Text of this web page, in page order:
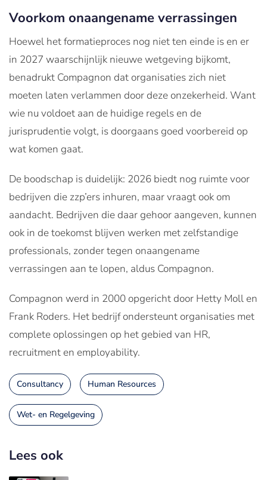
Voorkom onaangename verrassingen
Hoewel het formatieproces nog niet ten einde is en er
in 2027 waarschijnlijk nieuwe wetgeving bijkomt,
benadrukt Compagnon dat organisaties zich niet
moeten laten verlammen door deze onzekerheid. Want
wie nu voldoet aan de huidige regels en de
jurisprudentie volgt, is doorgaans goed voorbereid op
wat komen gaat.
De boodschap is duidelijk: 2026 biedt nog ruimte voor
bedrijven die zzp’ers inhuren, maar vraagt ook om
aandacht. Bedrijven die daar gehoor aangeven, kunnen
ook in de toekomst blijven werken met zelfstandige
professionals, zonder tegen onaangename
verrassingen aan te lopen, aldus Compagnon.
Compagnon werd in 2000 opgericht door Hetty Moll en
Frank Roders. Het bedrijf ondersteunt organisaties met
complete oplossingen op het gebied van HR,
recruitment en employability.
Consultancy Human Resources
Wet- en Regelgeving
Lees ook